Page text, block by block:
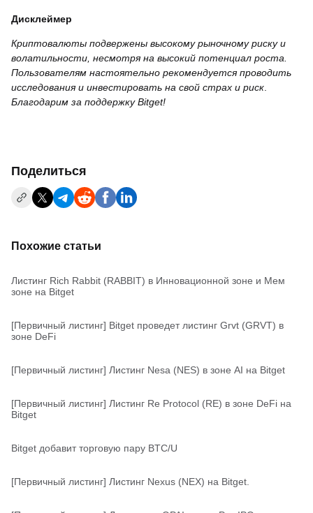
Дисклеймер
Криптовалюты подвержены высокому рыночному риску и
волатильности, несмотря на высокий потенциал роста.
Пользователям настоятельно рекомендуется проводить
исследования и инвестировать на свой страх и риск
Благодарим за поддержку Bitget!
Поделиться
Похожие статьи
Листинг Rich Rabbit (RABBIT) в Инновационной зоне и Мем
зоне на Bitget
[Первичный листинг] Bitget проведет листинг Grvt (GRVT) в
зоне DeFi
[Первичный листинг] Листинг Nesa (NES) в зоне AI на Bitget
[Первичный листинг] Листинг Re Protocol (RE) в зоне DeFi на
Bitget
Bitget добавит торговую пару BTC/U
[Первичный листинг] Листинг Nexus (NEX) на Bitget.